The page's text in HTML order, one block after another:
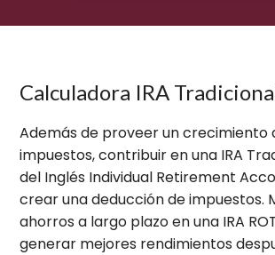
Calculadora IRA
Además de proveer un crecimiento
impuestos, contribuir en una IRA
del Inglés Individual Retirement
crear una deducción de impuestos.
ahorros a largo plazo en una IRA
generar mejores rendimientos